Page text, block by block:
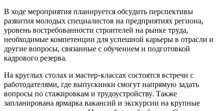
В ходе мероприятия планируется обсудить перспективы
развития молодых специалистов на предприятиях региона,
уровень востребованности строителей на рынке труда,
необходимые компетенции для успешной карьеры в отрасли и
другие вопросы, связанные с обучением и подготовкой
кадрового резерва.
На круглых столах и мастер-классах состоятся встречи с
работодателями, где выпускники смогут напрямую задать
вопросы по стажировкам и трудоустройству. Также
запланирована ярмарка вакансий и экскурсии на крупные